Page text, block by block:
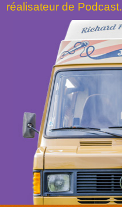
réalisateur de Podcast.